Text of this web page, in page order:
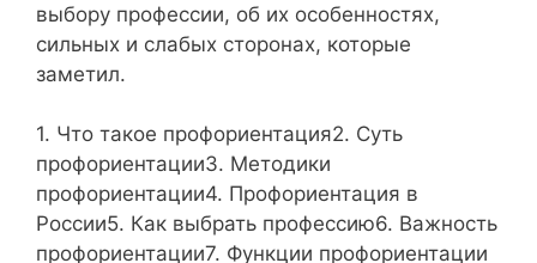
выбору профессии, об их особенностях,
сильных и слабых сторонах, которые
заметил.
1. Что такое профориентация2. Суть
профориентации3. Методики
профориентации4. Профориентация в
России5. Как выбрать профессию6. Важность
профориентации7. Функции профориентации